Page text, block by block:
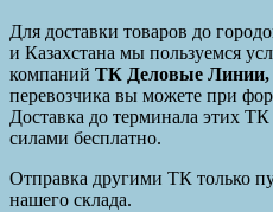
Для доставки товаров до
и Казахстана мы пользуемся
компаний ТК Деловые Линии,
перевозчика вы можете при
Доставка до терминала этих
силами бесплатно.
Отправка другими ТК только
нашего склада.